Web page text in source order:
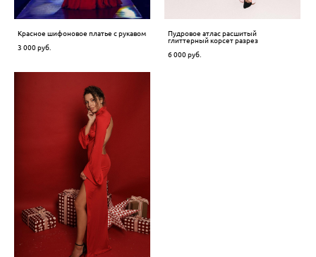
Красное шифоновое платье с рукавом
3 000 pуб.
Пудровое атлас расшитый
глиттерный корсет разрез
6 000 pуб.